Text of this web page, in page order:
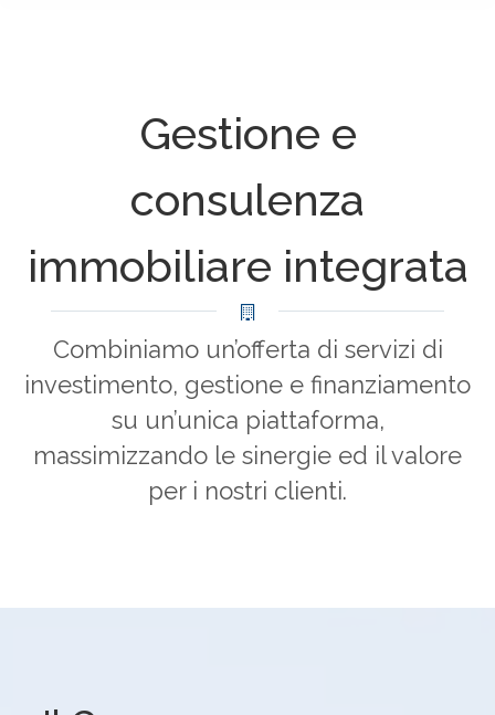
Gestione e
consulenza
immobiliare integrata
Combiniamo un’offerta di servizi di
investimento, gestione e finanziamento
su un’unica piattaforma,
massimizzando le sinergie ed il valore
per i nostri clienti.